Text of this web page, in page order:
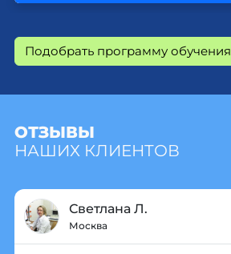
Подобрать программу обучения
ОТЗЫВЫ
НАШИХ КЛИЕНТОВ
Светлана Л.
Москва